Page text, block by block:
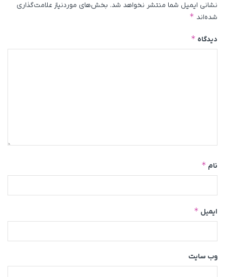
نشانی ایمیل شما منتشر نخواهد شد. بخش‌های موردنیاز علامت‌گذاری
شده‌اند *
دیدگاه *
نام *
ایمیل *
وب‌ سایت